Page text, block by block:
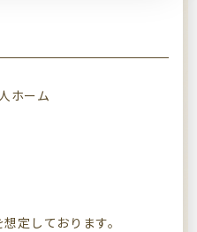
ホーム
定しております。